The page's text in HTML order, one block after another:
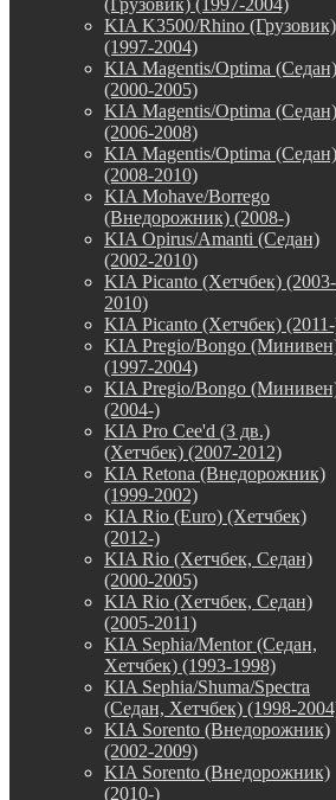
KIA K3500/Rhino (Грузовик)
(1997-2004)
KIA Magentis/Optima (Седан)
(2000-2005)
KIA Magentis/Optima (Седан)
(2006-2008)
KIA Magentis/Optima (Седан)
(2008-2010)
KIA Mohave/Borrego
(Внедорожник) (2008-)
KIA Opirus/Amanti (Седан)
(2002-2010)
KIA Picanto (Хетчбек) (2003-
2010)
KIA Picanto (Хетчбек)
KIA Pregio/Bongo
(1997-2004)
KIA Pregio/Bongo
(2004-)
KIA Pro Cee'd (3 дв.)
(Хетчбек) (2007-2012)
KIA Retona (Внедорожник)
(1999-2002)
KIA Rio (Euro) (Хетчбек)
(2012-)
KIA Rio (Хетчбек, Седан)
(2000-2005)
KIA Rio (Хетчбек, Седан)
(2005-2011)
KIA Sephia/Mentor (Седан,
Хетчбек) (1993-1998)
KIA Sephia/Shuma/Spectra
(Седан, Хетчбек) (1998-
KIA Sorento (Внедорожник)
(2002-2009)
KIA Sorento (Внедорожник)
(2010-)